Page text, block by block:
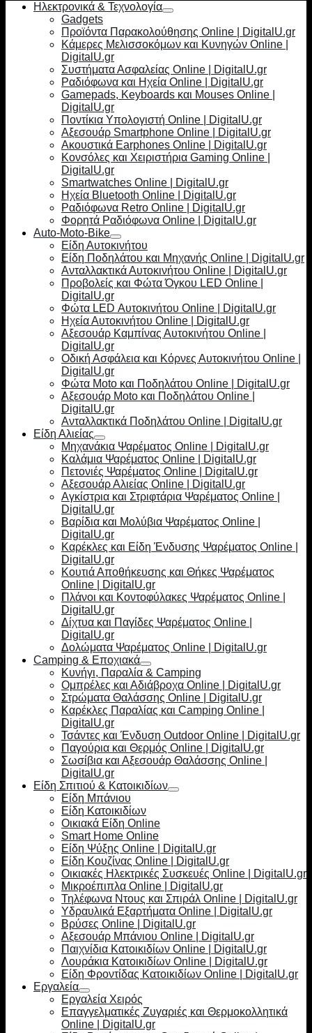
Ηλεκτρονικά & Τεχνολογία
Gadgets
Προϊόντα Παρακολούθησης Online | DigitalU.gr
Κάμερες Μελισσοκόμων και Κυνηγών Online |
DigitalU.gr
Συστήματα Ασφαλείας Online | DigitalU.gr
Ραδιόφωνα και Ηχεία Online | DigitalU.gr
Gamepads, Keyboards και Mouses Online |
DigitalU.gr
Ποντίκια Υπολογιστή Online | DigitalU.gr
Αξεσουάρ Smartphone Online | DigitalU.gr
Ακουστικά Earphones Online | DigitalU.gr
Κονσόλες και Χειριστήρια Gaming Online |
DigitalU.gr
Smartwatches Online | DigitalU.gr
Ηχεία Bluetooth Online | DigitalU.gr
Ραδιόφωνα Retro Online | DigitalU.gr
Φορητά Ραδιόφωνα Online | DigitalU.gr
Auto-Moto-Bike
Είδη Αυτοκινήτου
Είδη Ποδηλάτου και Μηχανής Online | DigitalU.gr
Ανταλλακτικά Αυτοκινήτου Online | DigitalU.gr
Προβολείς και Φώτα Όγκου LED Online |
DigitalU.gr
Φώτα LED Αυτοκινήτου Online | DigitalU.gr
Ηχεία Αυτοκινήτου Online | DigitalU.gr
Αξεσουάρ Καμπίνας Αυτοκινήτου Online |
DigitalU.gr
Οδική Ασφάλεια και Κόρνες Αυτοκινήτου Online |
DigitalU.gr
Φώτα Moto και Ποδηλάτου Online | DigitalU.gr
Αξεσουάρ Moto και Ποδηλάτου Online |
DigitalU.gr
Ανταλλακτικά Ποδηλάτου Online | DigitalU.gr
Είδη Αλιείας
Μηχανάκια Ψαρέματος Online | DigitalU.gr
Καλάμια Ψαρέματος Online | DigitalU.gr
Πετονιές Ψαρέματος Online | DigitalU.gr
Αξεσουάρ Αλιείας Online | DigitalU.gr
Αγκίστρια και Στριφτάρια Ψαρέματος Online |
DigitalU.gr
Βαρίδια και Μολύβια Ψαρέματος Online |
DigitalU.gr
Καρέκλες και Είδη Ένδυσης Ψαρέματος Online |
DigitalU.gr
Κουτιά Αποθήκευσης και Θήκες Ψαρέματος
Online | DigitalU.gr
Πλάνοι και Κοντοφύλακες Ψαρέματος Online |
DigitalU.gr
Δίχτυα και Παγίδες Ψαρέματος Online |
DigitalU.gr
Δολώματα Ψαρέματος Online | DigitalU.gr
Camping & Εποχιακά
Κυνήγι, Παραλία & Camping
Ομπρέλες και Αδιάβροχα Online | DigitalU.gr
Στρώματα Θαλάσσης Online | DigitalU.gr
Καρέκλες Παραλίας και Camping Online |
DigitalU.gr
Τσάντες και Ένδυση Outdoor Online | DigitalU.gr
Παγούρια και Θερμός Online | DigitalU.gr
Σωσίβια και Αξεσουάρ Θαλάσσης Online |
DigitalU.gr
Είδη Σπιτιού & Κατοικιδίων
Είδη Μπάνιου
Είδη Κατοικιδίων
Οικιακά Είδη Online
Smart Home Online
Είδη Ψύξης Online | DigitalU.gr
Είδη Κουζίνας Online | DigitalU.gr
Οικιακές Ηλεκτρικές Συσκευές Online | DigitalU.gr
Μικροέπιπλα Online | DigitalU.gr
Τηλέφωνα Ντους και Σπιράλ Online | DigitalU.gr
Υδραυλικά Εξαρτήματα Online | DigitalU.gr
Βρύσες Online | DigitalU.gr
Αξεσουάρ Μπάνιου Online | DigitalU.gr
Παιχνίδια Κατοικιδίων Online | DigitalU.gr
Λουράκια Κατοικιδίων Online | DigitalU.gr
Είδη Φροντίδας Κατοικιδίων Online | DigitalU.gr
Εργαλεία
Εργαλεία Χειρός
Επαγγελματικές Ζυγαριές και Θερμοκολλητικά
Online | DigitalU.gr